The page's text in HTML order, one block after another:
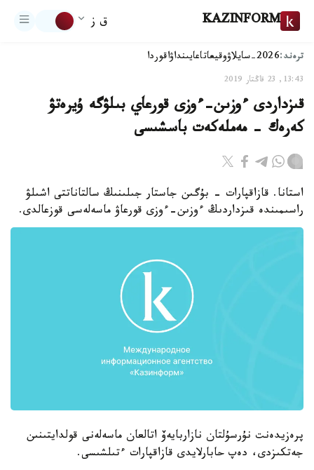
KAZINFORM ق ز
ترەند:2026-سايلاۋ وقيعاتاعايىنداۋاقوردا
13:43, 23 قاڭتار 2019
قىزداردى ءوزىن-ءوزى قورعاي بىلۋگە ۇيرەتۋ
كەرەك - مەملەكەت باسشىسى
استانا. قازاقپارات - بۇگىن جاستار جىلىنىڭ سالتاناتتى اشىلۋ
راسىمىندە قىزداردىڭ ءوزىن-ءوزى قورعاۋ ماسەلەسى قوزعالدى.
پرەزيدەنت نۇرسۇلتان نازاربايەۆ اتالعان ماسەلەنى قولدايتىنىن
جەتكىزدى، دەپ حابارلايدى قازاقپارات ءتىلشىسى.